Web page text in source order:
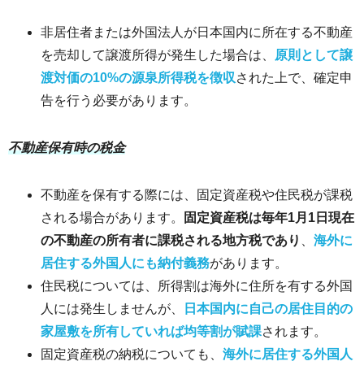
非居住者または外国法人が日本国内に所在する不動産
を売却して譲渡所得が発生した場合は、
原則として譲
渡対価の10%の源泉所得税を徴収 された上で、確定申
告を行う必要があります。
不動産保有時の税金
不動産を保有する際には、固定資産税や住民税が課税
される場合があります。
固定資産税は毎年1月1日現在
の不動産の所有者に課税される地方税であり
海外に
居住する外国人にも納付義務があります。
住民税については、所得割は海外に住所を有する外国
人には発生しませんが、
日本国内に自己の居住目的の
家屋敷を所有していれば均等割が賦課されます。
固定資産税の納税についても、 海外に居住する外国人